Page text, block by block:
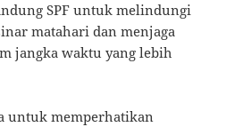
SPF untuk melindungi
matahari dan menjaga
jangka waktu yang lebih
untuk memperhatikan